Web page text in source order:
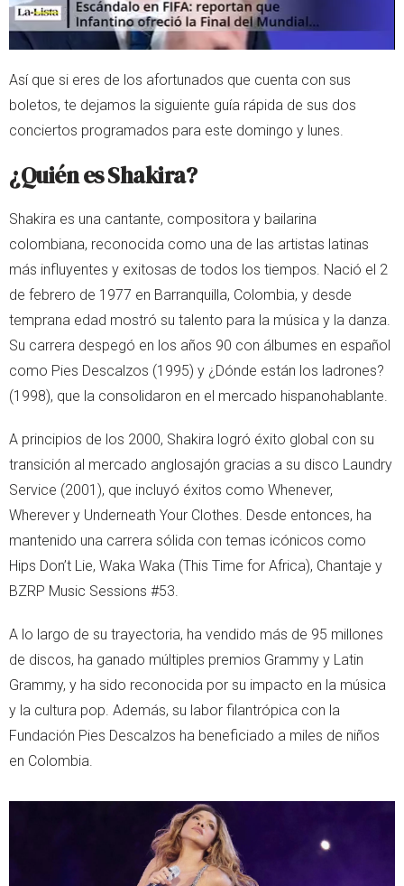
Así que si eres de los afortunados que cuenta con sus
boletos, te dejamos la siguiente guía rápida de sus dos
conciertos programados para este domingo y lunes.
¿Quién es Shakira?
Shakira es una cantante, compositora y bailarina
colombiana, reconocida como una de las artistas latinas
más influyentes y exitosas de todos los tiempos. Nació el 2
de febrero de 1977 en Barranquilla, Colombia, y desde
temprana edad mostró su talento para la música y la danza.
Su carrera despegó en los años 90 con álbumes en español
como Pies Descalzos (1995) y ¿Dónde están los ladrones?
(1998), que la consolidaron en el mercado hispanohablante.
A principios de los 2000, Shakira logró éxito global con su
transición al mercado anglosajón gracias a su disco Laundry
Service (2001), que incluyó éxitos como Whenever,
Wherever y Underneath Your Clothes. Desde entonces, ha
mantenido una carrera sólida con temas icónicos como
Hips Don’t Lie, Waka Waka (This Time for Africa), Chantaje y
BZRP Music Sessions #53.
A lo largo de su trayectoria, ha vendido más de 95 millones
de discos, ha ganado múltiples premios Grammy y Latin
Grammy, y ha sido reconocida por su impacto en la música
y la cultura pop. Además, su labor filantrópica con la
Fundación Pies Descalzos ha beneficiado a miles de niños
en Colombia.